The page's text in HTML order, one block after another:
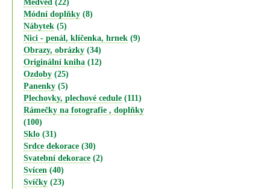
Medvěd (22)
Módní doplňky (8)
Nábytek (5)
Nici - penál, klíčenka, hrnek (9)
Obrazy, obrázky (34)
Originální kniha (12)
Ozdoby (25)
Panenky (5)
Plechovky, plechové cedule (111)
Rámečky na fotografie , doplňky
(100)
Sklo (31)
Srdce dekorace (30)
Svatební dekorace (2)
Svícen (40)
Svíčky (23)